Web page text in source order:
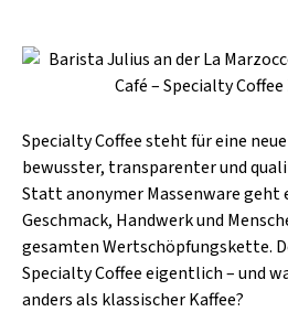
Specialty Coffee steht für eine
bewusster, transparenter und
Statt anonymer Massenware geht
Geschmack, Handwerk und
gesamten Wertschöpfungskette.
Specialty Coffee eigentlich – und
anders als klassischer Kaffee?